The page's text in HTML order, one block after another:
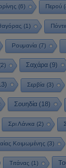
(6) Περού
(1)
Ρουμανία (7)
Σαχάρα (9)
Σερβία(3)
Σουηδία(18)
Σρι Λάνκα (2)
Κοιμωμένης (3)
Τιτάνας (1)